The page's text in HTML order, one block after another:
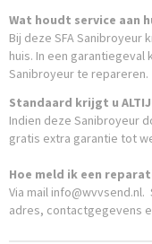
Wat houdt service aan
Bij deze SFA Sanibroyeur
huis. In een garantiegeval
Sanibroyeur te repareren.
Standaard krijgt u
Indien deze Sanibroyeur
gratis extra garantie tot
Hoe meld ik een
Via mail
adres, contactgegevens